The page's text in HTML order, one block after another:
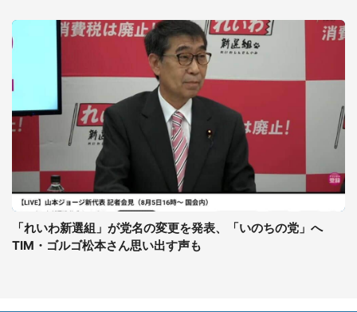
「れいわ新選組」が党名の変更を発表、「いのちの党」へ
TIM・ゴルゴ松本さん思い出す声も